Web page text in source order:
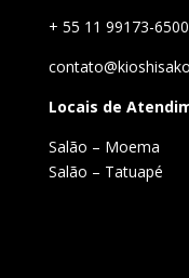
+ 55 11 99173-6500
Locais de
Salão – Moema
Salão – Tatuapé